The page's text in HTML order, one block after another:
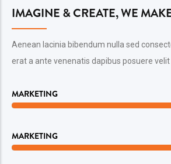
IMAGINE & CREATE, WE
Aenean lacinia bibendum nulla sed
erat a ante venenatis dapibus posuere
MARKETING
MARKETING